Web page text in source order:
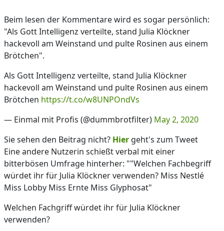
Beim lesen der Kommentare wird es sogar persönlich:
"Als Gott Intelligenz verteilte, stand Julia Klöckner
hackevoll am Weinstand und pulte Rosinen aus einem
Brötchen".
Als Gott Intelligenz verteilte, stand Julia Klöckner
hackevoll am Weinstand und pulte Rosinen aus einem
Brötchen https://t.co/w8UNPOndVs
— Einmal mit Profis (@dummbrotfilter) May 2, 2020
Sie sehen den Beitrag nicht? Hier geht's zum Tweet
Eine andere Nutzerin schießt verbal mit einer
bitterbösen Umfrage hinterher: ""Welchen Fachbegriff
würdet ihr für Julia Klöckner verwenden? Miss Nestlé
Miss Lobby Miss Ernte Miss Glyphosat"
Welchen Fachgriff würdet ihr für Julia Klöckner
verwenden?